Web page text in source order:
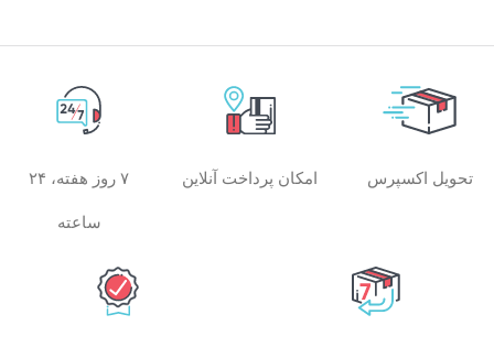
تحویل اکسپرس امکان پرداخت آنلاین ۷ روز هفته، ۲۴
ساعته